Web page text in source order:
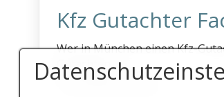
Kfz Gutachter
Wer in München einen Kfz-
Gutachten ...